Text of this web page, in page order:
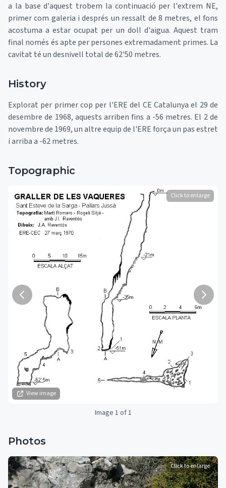
a la base d'aquest trobem la continuació per l'extrem NE,
primer com galeria i després un ressalt de 8 metres, el fons
acostuma a estar ocupat per un doll d'aigua. Aquest tram
final només és apte per persones extremadament primes. La
cavitat té un desnivell total de 62'50 metres.
History
Explorat per primer cop per l'ERE del CE Catalunya el 29 de
desembre de 1968, aquests arriben fins a -56 metres. El 2 de
novembre de 1969, un altre equip de l'ERE força un pas estret
i arriba a -62 metres.
Topographic
View image
Click to enlarge
Image 1 of 1
Photos
Click to enlarge